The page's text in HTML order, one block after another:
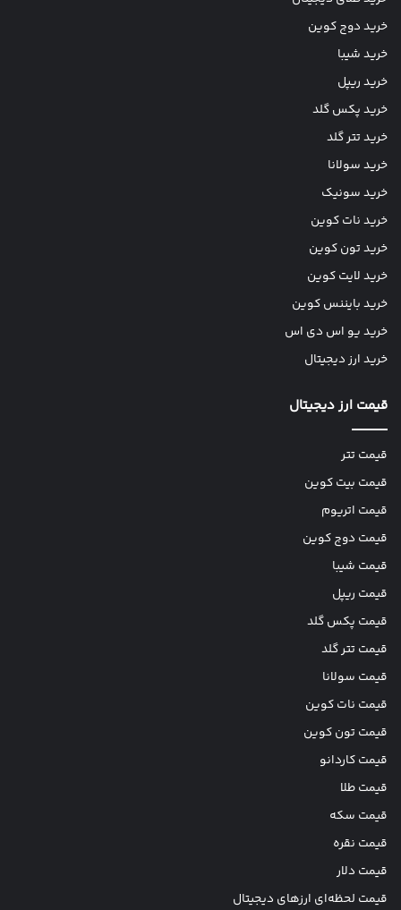
خرید دوج کوین
خرید شیبا
خرید ریپل
خرید پکس گلد
خرید تتر گلد
خرید سولانا
خرید سونیک
خرید نات کوین
خرید تون کوین
خرید لایت کوین
خرید بایننس کوین
خرید یو اس دی اس
خرید ارز دیجیتال
قیمت ارز دیجیتال
قیمت تتر
قیمت بیت کوین
قیمت اتریوم
قیمت دوج کوین
قیمت شیبا
قیمت ریپل
قیمت پکس گلد
قیمت تتر گلد
قیمت سولانا
قیمت نات کوین
قیمت تون کوین
قیمت کاردانو
قیمت طلا
قیمت سکه
قیمت نقره
قیمت دلار
قیمت لحظه‌ای ارزهای دیجیتال